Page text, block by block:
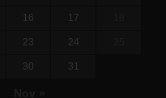
16 17
23 24
30 31